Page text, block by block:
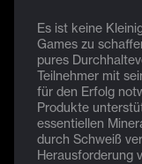
Es ist keine
Games zu
pures
Teilnehmer mit
für den Erfolg
Produkte
essentiellen
durch Schweiß
Herausforderung